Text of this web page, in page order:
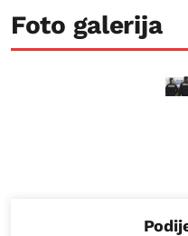
Foto galerija